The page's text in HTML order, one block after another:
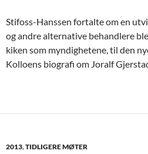
Stifoss-Hanssen fortalte om en
og andre alternative behandlere
kiken som myndighetene, til den
Kolloens biografi om Joralf
2013,TIDLIGERE MØTER